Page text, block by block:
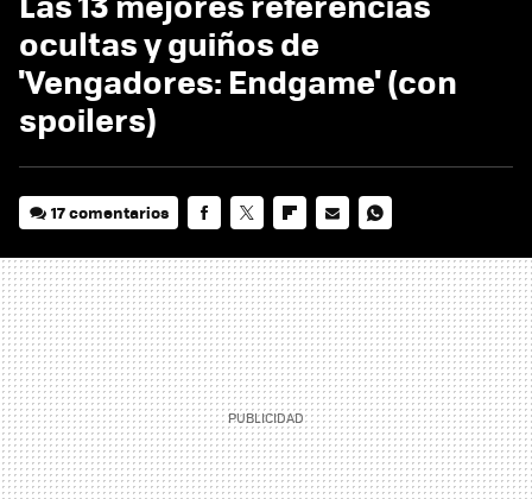
ocultas y guiños de
'Vengadores: Endgame' (con
spoilers)
17 comentarios
MAIL